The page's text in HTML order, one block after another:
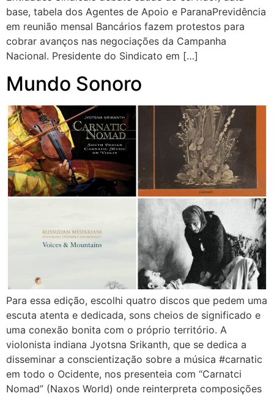
base, tabela dos Agentes de Apoio e ParanaPrevidência
em reunião mensal Bancários fazem protestos para
cobrar avanços nas negociações da Campanha
Nacional. Presidente do Sindicato em […]
Mundo Sonoro
Para essa edição, escolhi quatro discos que pedem uma
escuta atenta e dedicada, sons cheios de significado e
uma conexão bonita com o próprio território. A
violonista indiana Jyotsna Srikanth, que se dedica a
disseminar a conscientização sobre a música #carnatic
em todo o Ocidente, nos presenteia com “Carnatci
Nomad” (Naxos World) onde reinterpreta composições